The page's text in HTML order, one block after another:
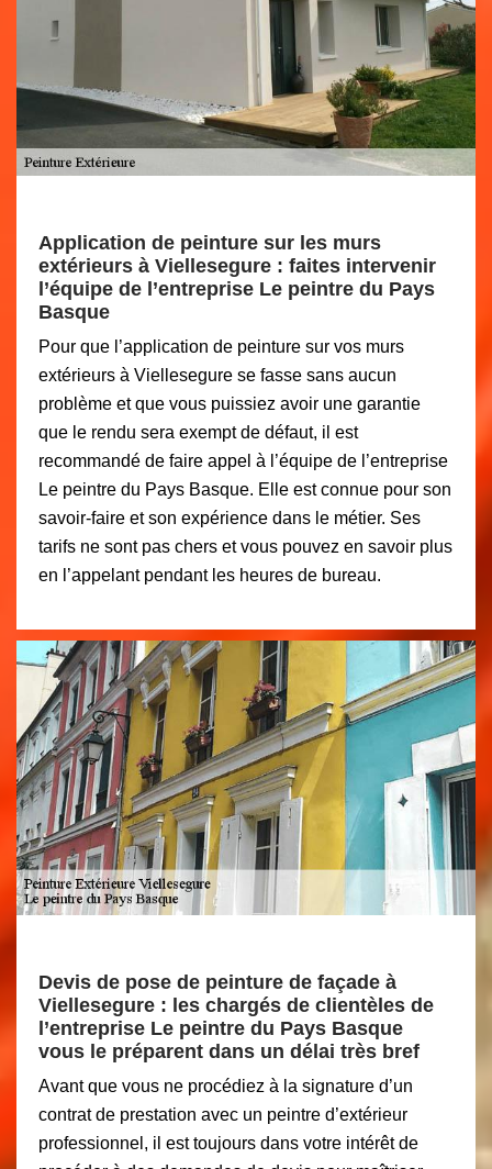
Application de peinture sur les murs
extérieurs à Viellesegure : faites intervenir
l’équipe de l’entreprise Le peintre du Pays
Basque
Pour que l’application de peinture sur vos murs
extérieurs à Viellesegure se fasse sans aucun
problème et que vous puissiez avoir une garantie
que le rendu sera exempt de défaut, il est
recommandé de faire appel à l’équipe de l’entreprise
Le peintre du Pays Basque. Elle est connue pour son
savoir-faire et son expérience dans le métier. Ses
tarifs ne sont pas chers et vous pouvez en savoir plus
en l’appelant pendant les heures de bureau.
Devis de pose de peinture de façade à
Viellesegure : les chargés de clientèles de
l’entreprise Le peintre du Pays Basque
vous le préparent dans un délai très bref
Avant que vous ne procédiez à la signature d’un
contrat de prestation avec un peintre d’extérieur
professionnel, il est toujours dans votre intérêt de